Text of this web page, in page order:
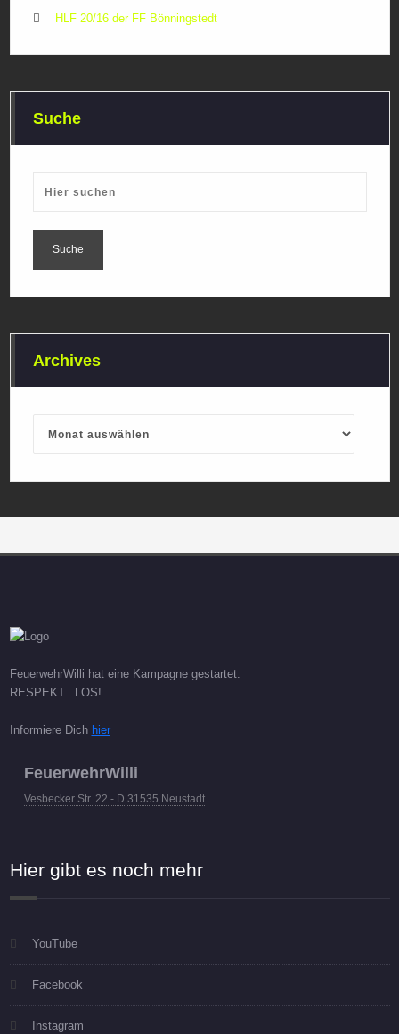
HLF 20/16 der FF Bönningstedt
Suche
Archives
FeuerwehrWilli hat eine Kampagne gestartet:
RESPEKT...LOS!
Informiere Dich hier
FeuerwehrWilli
Vesbecker Str. 22 - D 31535 Neustadt
Hier gibt es noch mehr
YouTube
Facebook
Instagram